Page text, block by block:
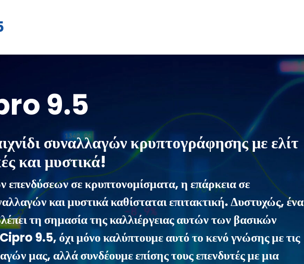
9.5
συναλλαγών κρυπτογράφησης με ελίτ
και μυστικά!
επενδύσεων σε κρυπτονομίσματα, η επάρκεια σε
και μυστικά καθίσταται επιτακτική. Δυστυχώς, ένα
τη σημασία της καλλιέργειας αυτών των βασικών
9.5, όχι μόνο καλύπτουμε αυτό το κενό γνώσης με τις
μας, αλλά συνδέουμε επίσης τους επενδυτές με μια